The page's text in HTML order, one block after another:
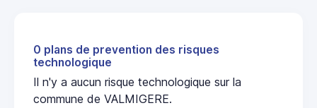
0 plans de prevention des risques
technologique
Il n'y a aucun risque technologique sur la
commune de VALMIGERE.